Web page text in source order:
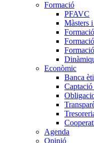
Formació
PFAVC
Màsters
Econòmic
Banca
Agenda
Opinió